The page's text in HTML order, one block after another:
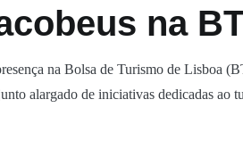
na
na Bolsa de Turismo de Lisboa
alargado de iniciativas dedicadas ao